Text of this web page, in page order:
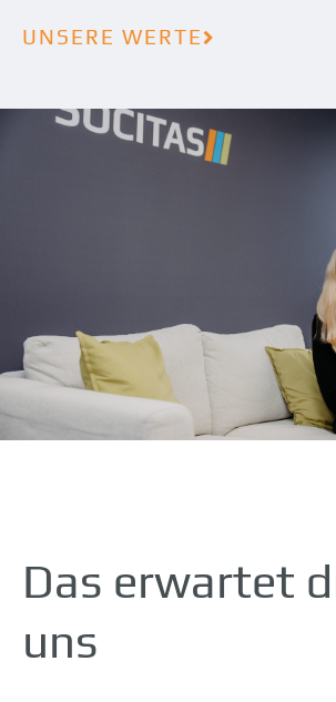
UNSERE WERTE
Das erwartet
uns